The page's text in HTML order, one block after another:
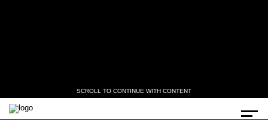
SCROLL TO CONTINUE WITH CONTENT